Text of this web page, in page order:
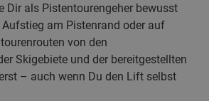
Dir als Pistentourengeher bewusst
am Pistenrand oder auf
von den
Skigebiete und der bereitgestellten
– auch wenn Du den Lift selbst